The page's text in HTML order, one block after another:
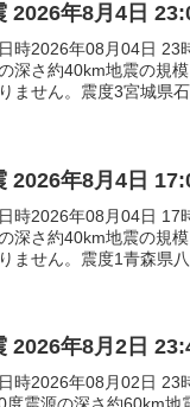
2026年8月4日
時2026年08月04日 23
深さ約40km地震の規
ません。震度3宮城県
2026年8月4日
時2026年08月04日 17
深さ約40km地震の規
ません。震度1青森県
2026年8月2日
時2026年08月02日 23